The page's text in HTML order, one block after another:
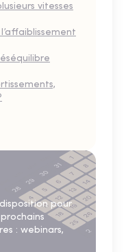
vitesses
pour
: webinars,